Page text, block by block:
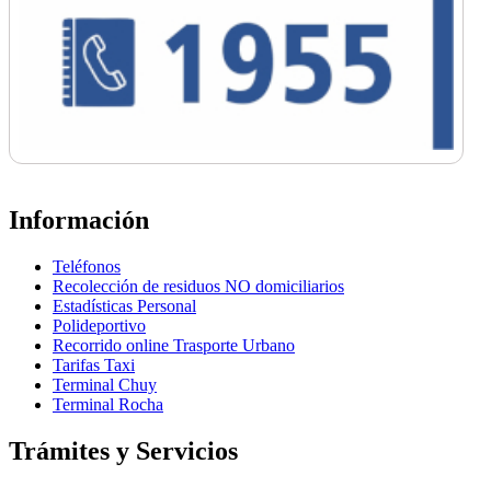
Información
Teléfonos
Recolección de residuos NO domiciliarios
Estadísticas Personal
Polideportivo
Recorrido online Trasporte Urbano
Tarifas Taxi
Terminal Chuy
Terminal Rocha
Trámites y Servicios